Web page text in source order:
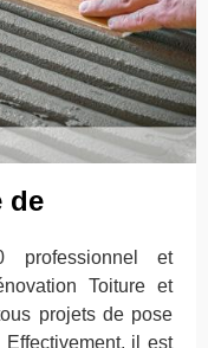
de
professionnel et
Toiture et
projets de pose
il est